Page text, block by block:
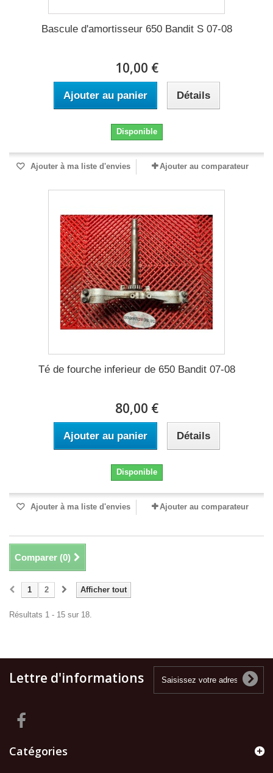
Bascule d'amortisseur 650 Bandit S 07-08
10,00 €
Ajouter au panier Détails
Disponible
Ajouter à ma liste d'envies Ajouter au comparateur
Té de fourche inferieur de 650 Bandit 07-08
80,00 €
Ajouter au panier Détails
Disponible
Ajouter à ma liste d'envies Ajouter au comparateur
Comparer (0)
Afficher tout
1 2
Résultats 1 - 15 sur 18.
Lettre d'informations
Catégories